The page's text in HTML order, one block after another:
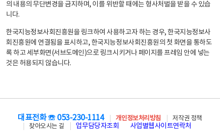
의 내용의 무단변경을 금지하며, 이를 위반할 때에는 형사처벌을 받을 수 있습
니다.
한국지능정보사회진흥원을 링크하여 사용하고자 하는 경우, 한국지능정보사
회진흥원에 연결됨을 표시하고, 한국지능정보사회진흥원의 첫 화면을 통하도
록 하고 세부화면(서브도메인)으로 링크시키거나 페이지를 프레임 안에 넣는
것은 허용되지 않습니다.
대표전화 ☏ 053-230-1114 개인정보처리방침
저작권 정책
찾아오시는 길
업무담당자조회 사업별웹사이트연락처